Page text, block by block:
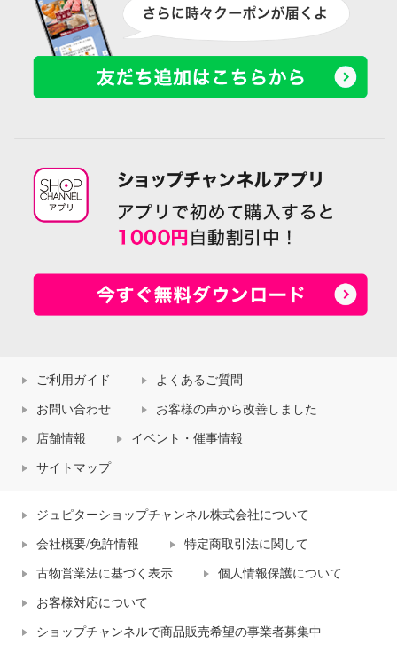
ご利用ガイド よくあるご質問
お問い合わせ お客様の声から改善しました
店舗情報 イベント・催事情報
サイトマップ
ジュピターショップチャンネル株式会社について
会社概要/免許情報 特定商取引法に関して
古物営業法に基づく表示 個人情報保護について
お客様対応について
ショップチャンネルで商品販売希望の事業者募集中